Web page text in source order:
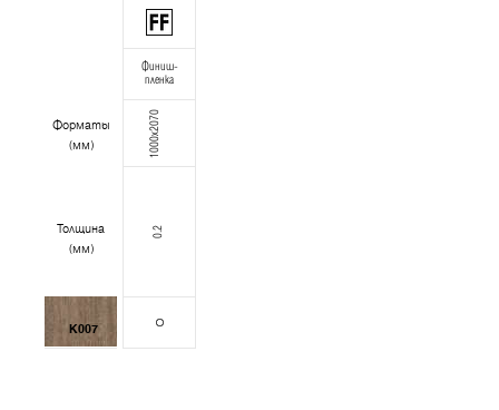
Форматы
(мм)
Толщина
(мм)
Финиш-
пленка
1000x2070
0.2
K007